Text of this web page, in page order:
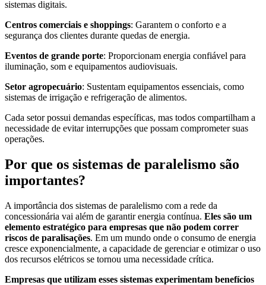
sistemas digitais.
Centros comerciais e shoppings: Garantem o conforto e a
segurança dos clientes durante quedas de energia.
Eventos de grande porte: Proporcionam energia confiável para
iluminação, som e equipamentos audiovisuais.
Setor agropecuário: Sustentam equipamentos essenciais, como
sistemas de irrigação e refrigeração de alimentos.
Cada setor possui demandas específicas, mas todos compartilham a
necessidade de evitar interrupções que possam comprometer suas
operações.
Por que os sistemas de paralelismo são
importantes?
A importância dos sistemas de paralelismo com a rede da
concessionária vai além de garantir energia contínua. Eles são um
elemento estratégico para empresas que não podem correr
riscos de paralisações. Em um mundo onde o consumo de energia
cresce exponencialmente, a capacidade de gerenciar e otimizar o uso
dos recursos elétricos se tornou uma necessidade crítica.
Empresas que utilizam esses sistemas experimentam benefícios